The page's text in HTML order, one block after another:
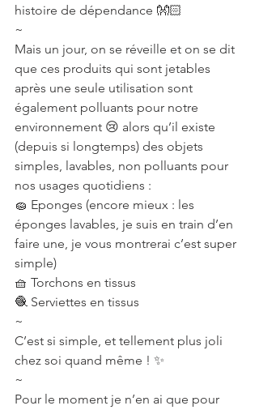
histoire de dépendance 👐🏻
~
Mais un jour, on se réveille et on se dit
que ces produits qui sont jetables
après une seule utilisation sont
également polluants pour notre
environnement 😢 alors qu’il existe
(depuis si longtemps) des objets
simples, lavables, non polluants pour
nos usages quotidiens :
🧽 Eponges (encore mieux : les
éponges lavables, je suis en train d’en
faire une, je vous montrerai c’est super
simple)
🧺 Torchons en tissus
🧶 Serviettes en tissus
~
C’est si simple, et tellement plus joli
chez soi quand même ! ✨
~
Pour le moment je n’en ai que pour